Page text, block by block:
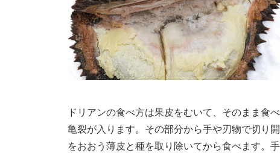
ドリアンの食べ方は果皮をむいて、そのまま食
亀裂が入ります。その部分から手や刃物で切り
をおおう薄皮と種を取り除いてから食べます。